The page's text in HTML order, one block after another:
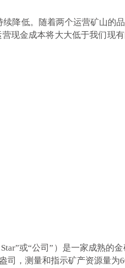
降低。随着两个运营矿山的
现金成本将大大低于我们现
或“公司”）是一家成熟的
司，测量和指示矿产资源量为